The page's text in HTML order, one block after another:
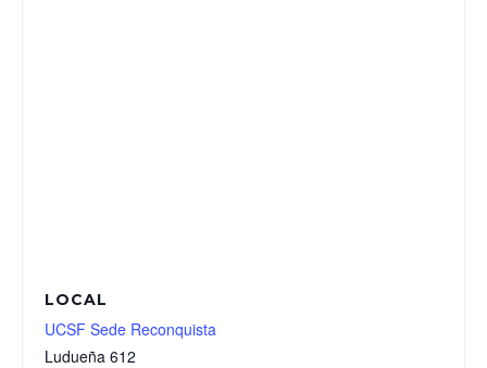
LOCAL
UCSF Sede Reconquista
Ludueña 612